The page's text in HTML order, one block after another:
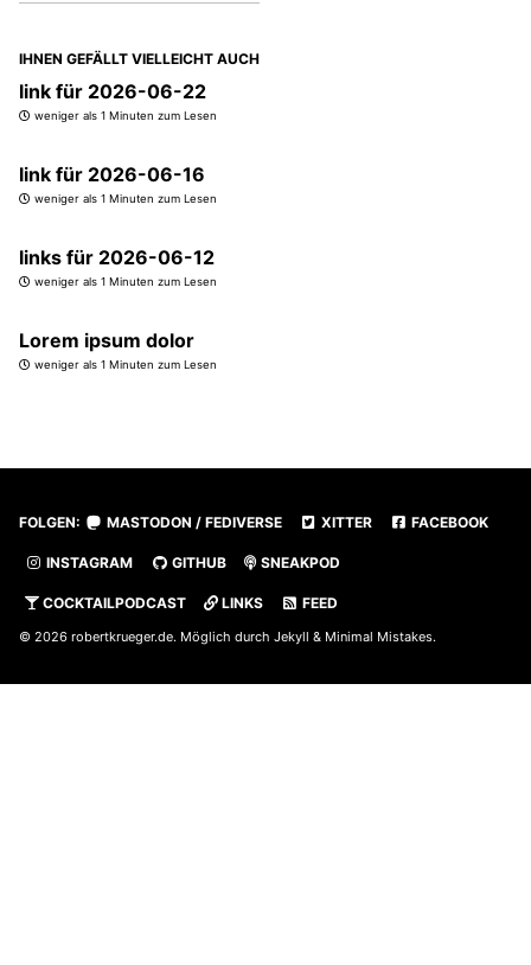
IHNEN GEFÄLLT VIELLEICHT AUCH
link für 2026-06-22
weniger als 1 Minuten zum Lesen
link für 2026-06-16
weniger als 1 Minuten zum Lesen
links für 2026-06-12
weniger als 1 Minuten zum Lesen
Lorem ipsum dolor
weniger als 1 Minuten zum Lesen
FOLGEN: MASTODON / FEDIVERSE XITTER FACEBOOK
INSTAGRAM GITHUB SNEAKPOD
COCKTAILPODCAST LINKS FEED
© 2026 robertkrueger.de. Möglich durch Jekyll & Minimal Mistakes.